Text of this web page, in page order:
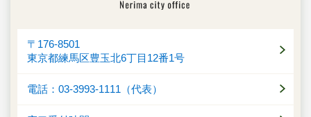
〒176-8501
東京都練馬区豊玉北6丁目12番1号
電話：03-3993-1111（代表）